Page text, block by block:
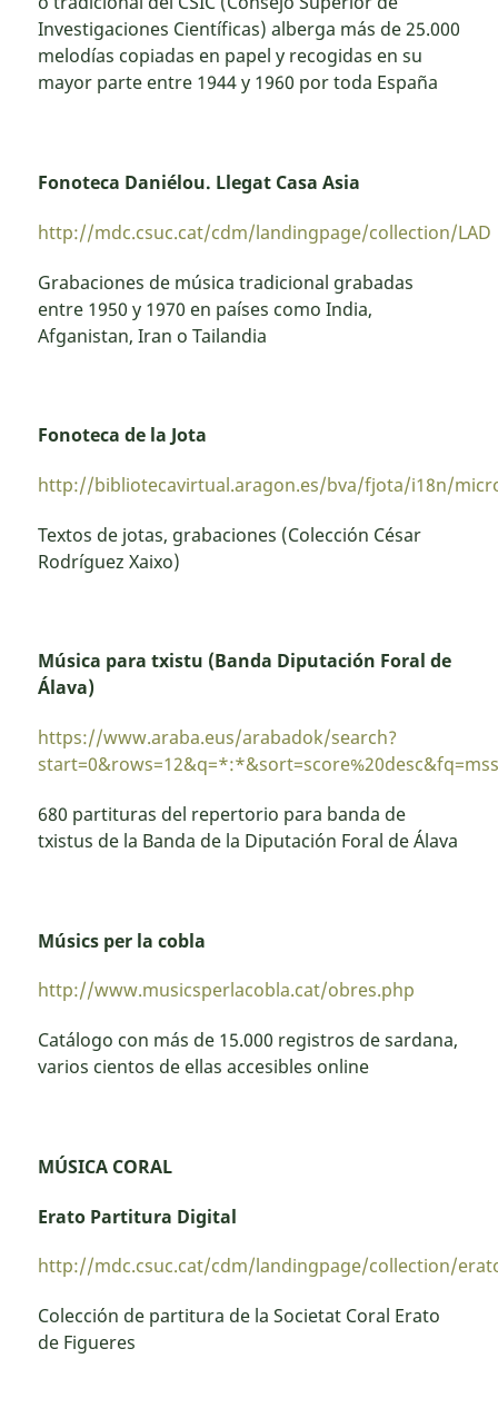
Investigaciones Científicas) alberga más de 25.000
melodías copiadas en papel y recogidas en su
mayor parte entre 1944 y 1960 por toda España
Fonoteca Daniélou. Llegat Casa Asia
http://mdc.csuc.cat/cdm/landingpage/collection/LAD
Grabaciones de música tradicional grabadas
entre 1950 y 1970 en países como India,
Afganistan, Iran o Tailandia
Fonoteca de la Jota
http://bibliotecavirtual.aragon.es/bva/fjota/i18n/
Textos de jotas, grabaciones (Colección César
Rodríguez Xaixo)
Música para txistu (Banda Diputación Foral de
Álava)
https://www.araba.eus/arabadok/search?
680 partituras del repertorio para banda de
txistus de la Banda de la Diputación Foral de Álava
Músics per la cobla
http://www.musicsperlacobla.cat/obres.php
Catálogo con más de 15.000 registros de sardana,
varios cientos de ellas accesibles online
MÚSICA CORAL
Erato Partitura Digital
http://mdc.csuc.cat/cdm/landingpage/collection/
Colección de partitura de la Societat Coral Erato
de Figueres